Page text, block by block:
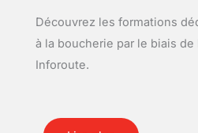
Découvrez les formations
à la boucherie par le biais de
Inforoute.